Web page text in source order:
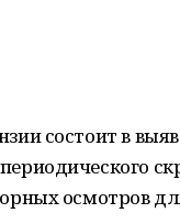
состоит в
осмотров